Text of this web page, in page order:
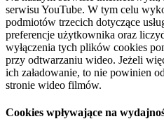
serwisu YouTube. W tym celu
podmiotów trzecich dotyczące
preferencje użytkownika oraz
wyłączenia tych plików cookies
przy odtwarzaniu wideo. Jeżeli
ich załadowanie, to nie powinien
stronie wideo filmów.
Cookies wpływające na